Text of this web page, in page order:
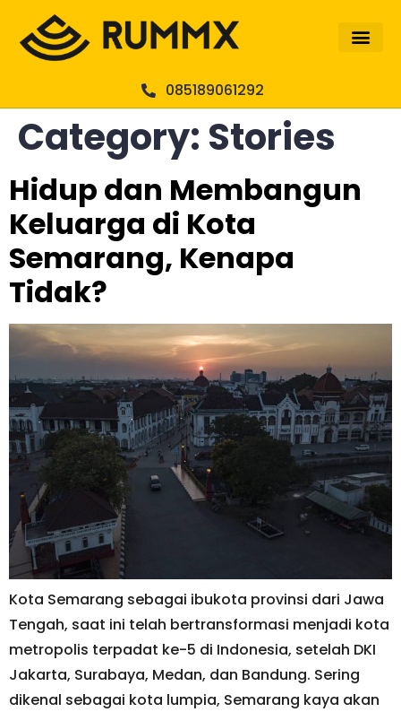
085189061292
Category: Stories
Hidup dan Membangun
Keluarga di Kota
Semarang, Kenapa
Tidak?
Kota Semarang sebagai ibukota provinsi dari Jawa
Tengah, saat ini telah bertransformasi menjadi kota
metropolis terpadat ke-5 di Indonesia, setelah DKI
Jakarta, Surabaya, Medan, dan Bandung. Sering
dikenal sebagai kota lumpia, Semarang kaya akan